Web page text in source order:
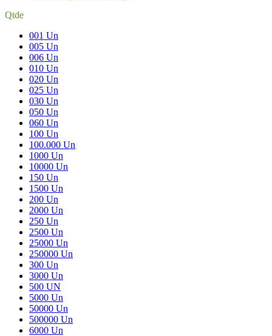
Qtde
001 Un
005 Un
006 Un
010 Un
020 Un
025 Un
030 Un
050 Un
060 Un
100 Un
100.000 Un
1000 Un
10000 Un
150 Un
1500 Un
200 Un
2000 Un
250 Un
2500 Un
25000 Un
250000 Un
300 Un
3000 Un
500 UN
5000 Un
50000 Un
500000 Un
6000 Un